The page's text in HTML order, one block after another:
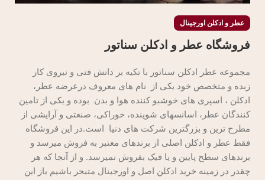
عطر و ادکلن اورجینال
فروشگاه عطر و ادکلن سناتور
مجموعه عطر ادکلن سناتور با تکیه بر دانش فنی و نیروی کار
زبده و متخصص خود یکی از نام های معروف درعرضه عطر،
ادکلن ، اسپری های خوشبو کننده هوا و بدن بوده و یکی از تامین
کنندگان عطر، اسانسهای شوینده، خوراکی، صنعتی و آرایشی از
مطرح ترین و بزرگترین شرکت های دنیا است.در این فروشگاه
فقط عطر و ادکلن اصلی از برندهای معتبر به فروش میرسد و
برندهای سطح پایین و یا فیک بفروش نمیرسد. و از آنجا که هر
چقدر در زمینه خرید ادکلن اصل و اورجینال متبحر باشیم باز این